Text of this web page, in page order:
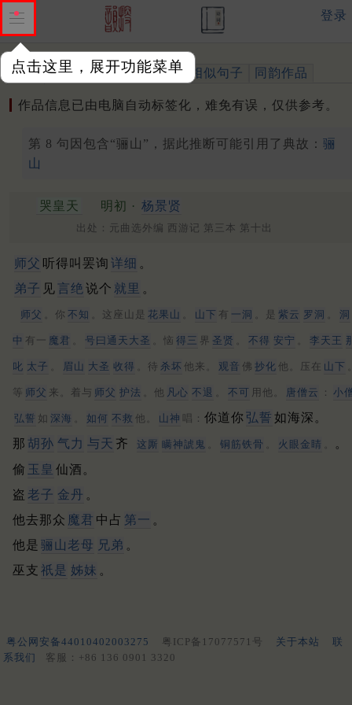
点击这里，展开功能菜单
登录
作品 标注四声 出处、引用 相似句子 同韵作品
作品信息已由电脑自动标签化，难免有误，仅供参考。
第 8 句因包含“骊山”，据此推断可能引用了典故： 骊
山
哭皇天 明初 · 杨景贤
出处：元曲选外编 西游记 第三本 第十出
师父 听得叫罢询 详细 。
弟子 见 言绝 说个 就里 。
师父 。你 不知 。这座山是 花果山 山下 有 一洞 。是 紫云 罗洞 洞
中 有一 魔君 号曰通天大圣 。恼 得三 界 圣贤 不得 安宁 李天王
叱 太子 眉山 大圣 收得 。待 杀坏 他来。 观音 佛 抄化 他。压在 山下
等 师父 来。着与 师父 护法 。他 凡心 不退 不可 用他。 唐僧云 ： 小
弘誓 如 深海 如何 不救 他。 山神 唱： 你道你弘誓 如海深。
那 胡孙 气力 与天 齐 这厮 瞒神諕鬼 铜筋铁骨 火眼金睛
。
偷 玉皇 仙酒。
盗 老子 金丹 。
他去那众 魔君 中占 第一 。
他是 骊山老母 兄弟 。
巫支 祇是 姊妹 。
粤公网安备44010402003275 粤ICP备17077571号 关于本站
联
系我们
客服：+86 136 0901 3320